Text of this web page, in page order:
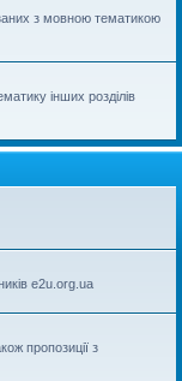
з мовною тематикою
інших розділів
e2u.org.ua
пропозиції з